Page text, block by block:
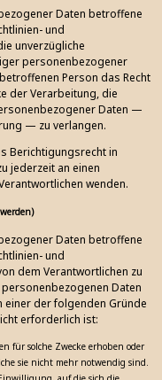
Daten betroffene
und
unverzügliche
personenbezogener
Person das Recht
der Verarbeitung, die
Daten —
— zu verlangen.
Berichtigungsrecht in
jederzeit an einen
wenden.
Daten betroffene
und
dem Verantwortlichen zu
Daten
der folgenden Gründe
erforderlich ist:
für solche Zwecke erhoben oder
sie nicht mehr notwendig sind.